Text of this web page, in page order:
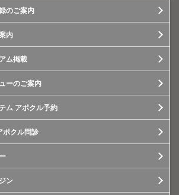
のご案内
内
ム掲載
ーのご案内
ム アポクル予約
ポクル問診
ン